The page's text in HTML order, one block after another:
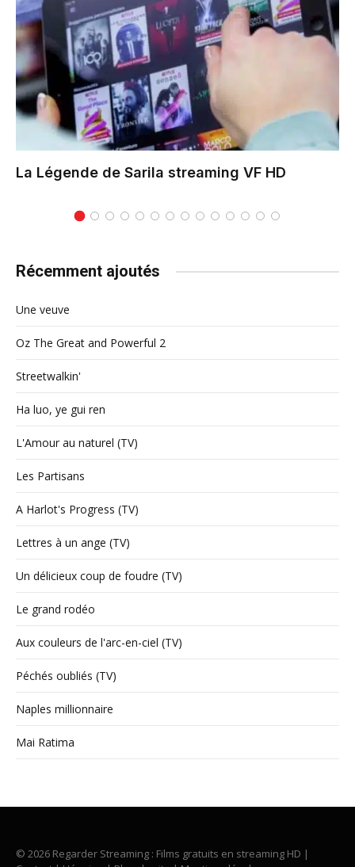
La Légende de Sarila streaming VF HD
Récemment ajoutés
Une veuve
Oz The Great and Powerful 2
Streetwalkin'
Ha luo, ye gui ren
L'Amour au naturel (TV)
Les Partisans
A Harlot's Progress (TV)
Lettres à un ange (TV)
Un délicieux coup de foudre (TV)
Le grand rodéo
Aux couleurs de l'arc-en-ciel (TV)
Péchés oubliés (TV)
Naples millionnaire
Mai Ratima
© 2026 Regarder Streaming : Films gratuits en streaming HD |